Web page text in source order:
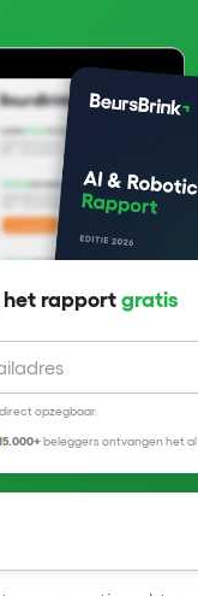
rapport gratis
opzegbaar.
beleggers ontvangen het al